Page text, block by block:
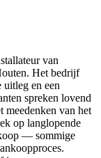
van
Het bedrijf
en een
spreken lovend
meedenken van het
op langlopende
— sommige